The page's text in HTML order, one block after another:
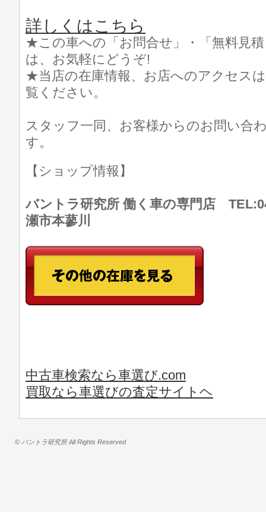
詳しくはこちら
★この車への「お問合せ」・「無料見
は、お気軽にどうぞ!
★当店の在庫情報、お店へのアクセス
覧ください。
スタッフ一同、お客様からのお問い合
す。
【ショップ情報】
バントラ研究所 働く車の専門店
瀬市本蓼川
中古車検索なら車選び.com
買取なら車選びの査定サイトヘ
© バントラ研究所 All Rights Reserved